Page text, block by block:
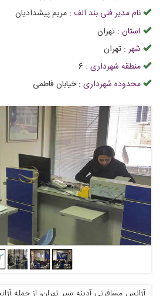
نام مدیر فنی بند الف : مریم پیشدادیان
استان : تهران
شهر : تهران
منطقه شهرداری : 6
محدوده شهرداری : خیابان فاطمی